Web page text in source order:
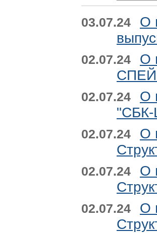
03.07.24
О
02.07.24
О
02.07.24
О
02.07.24
О
02.07.24
О
02.07.24
О